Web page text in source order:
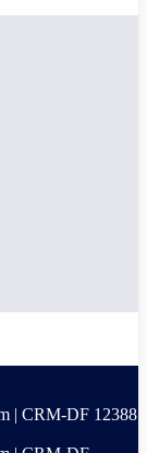
| CRM-DF 12388